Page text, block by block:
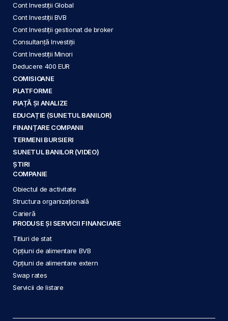
Cont Investiții Global
Cont Investiții BVB
Cont Investiții gestionat de broker
Consultanță Investiții
Cont Investiții Minori
Deducere 400 EUR
COMISIOANE
PLATFORME
PIAȚĂ ȘI ANALIZE
EDUCAȚIE (SUNETUL BANILOR)
FINANȚARE COMPANII
TERMENI BURSIERI
SUNETUL BANILOR (VIDEO)
ȘTIRI
COMPANIE
Obiectul de activitate
Structura organizațională
Carieră
PRODUSE ȘI SERVICII FINANCIARE
Titluri de stat
Opțiuni de alimentare BVB
Opțiuni de alimentare extern
Swap rates
Servicii de listare